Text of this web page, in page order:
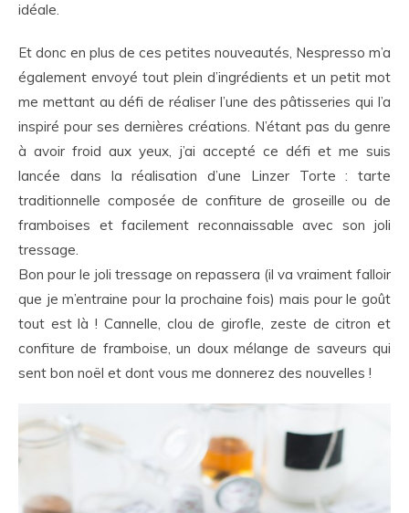
idéale.
Et donc en plus de ces petites nouveautés, Nespresso m’a
également envoyé tout plein d’ingrédients et un petit mot
me mettant au défi de réaliser l’une des pâtisseries qui l’a
inspiré pour ses dernières créations. N’étant pas du genre
à avoir froid aux yeux, j’ai accepté ce défi et me suis
lancée dans la réalisation d’une Linzer Torte : tarte
traditionnelle composée de confiture de groseille ou de
framboises et facilement reconnaissable avec son joli
tressage.
Bon pour le joli tressage on repassera (il va vraiment falloir
que je m’entraine pour la prochaine fois) mais pour le goût
tout est là ! Cannelle, clou de girofle, zeste de citron et
confiture de framboise, un doux mélange de saveurs qui
sent bon noël et dont vous me donnerez des nouvelles !